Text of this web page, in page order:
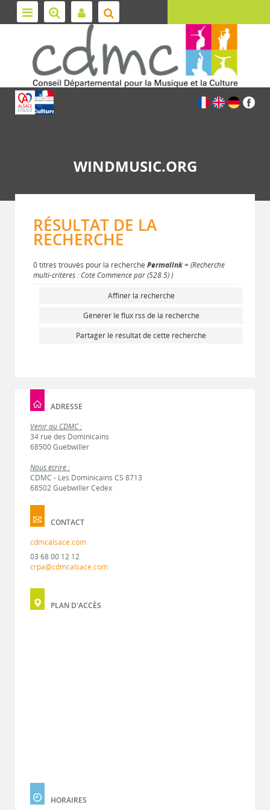
WINDMUSIC.ORG
RÉSULTAT DE LA
RECHERCHE
0 titres trouvés pour la recherche Permalink= (Recherche
multi-critères : Cote Commence par (528.5) )
Affiner la recherche
Générer le flux rss de la recherche
Partager le résultat de cette recherche
ADRESSE
Venir au CDMC :
34 rue des Dominicains
68500 Guebwiller
Nous écrire :
CDMC - Les Dominicains CS 8713
68502 Guebwiller Cedex
CONTACT
cdmcalsace.com
03 68 00 12 12
crpa@cdmcalsace.com
PLAN D'ACCÈS
HORAIRES